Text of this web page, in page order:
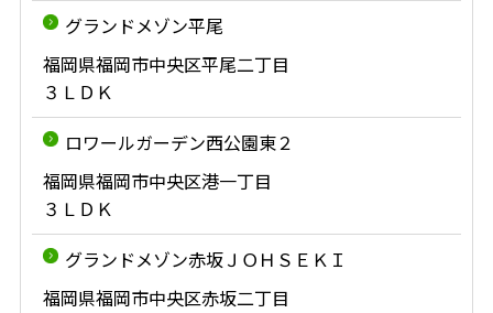
グランドメゾン平尾
福岡県福岡市中央区平尾二丁目
３ＬＤＫ
ロワールガーデン西公園東２
福岡県福岡市中央区港一丁目
３ＬＤＫ
グランドメゾン赤坂ＪＯＨＳＥＫＩ
福岡県福岡市中央区赤坂二丁目